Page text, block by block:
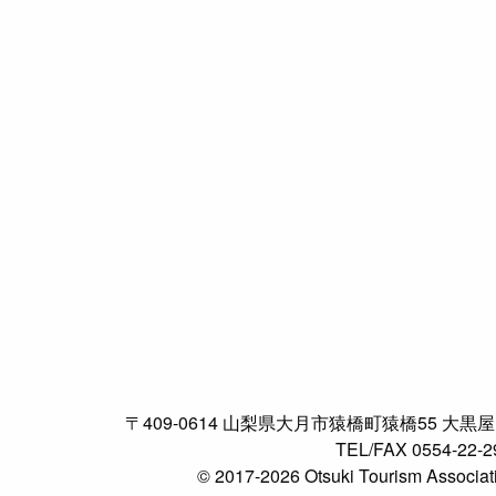
〒409-0614 山梨県大月市猿橋町猿橋55 大黒
TEL/FAX 0554-22-
© 2017-2026 Otsuki Tourism